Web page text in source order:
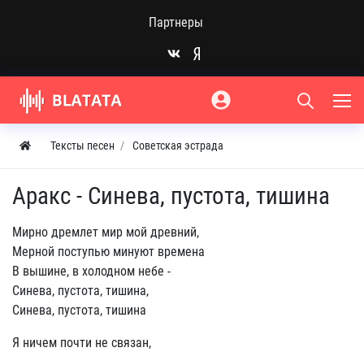
Партнеры
Тексты песен Советская эстрада
Аракс - Синева, пустота, тишина
Мирно дремлет мир мой древний,
Мерной поступью минуют времена
В вышине, в холодном небе -
Синева, пустота, тишина,
Синева, пустота, тишина
Я ничем почти не связан,